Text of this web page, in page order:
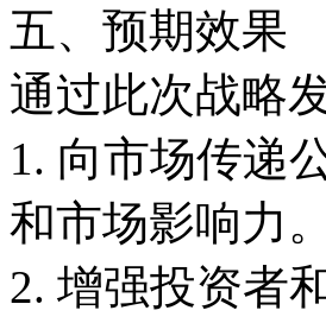
五、预期效果
通过此次战略
1. 向市场传递
和市场影响力。
2. 增强投资者